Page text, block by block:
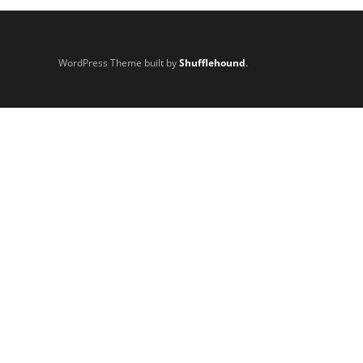
WordPress Theme built byShufflehound.